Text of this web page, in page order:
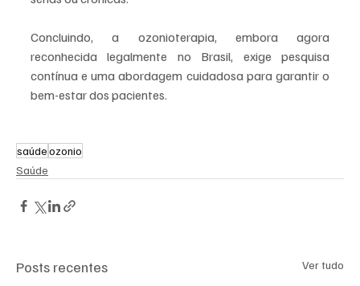
Concluindo, a ozonioterapia, embora agora
reconhecida legalmente no Brasil, exige pesquisa
contínua e uma abordagem cuidadosa para garantir o
bem-estar dos pacientes.
saúdeozonio
Saúde
Posts recentes Ver tudo